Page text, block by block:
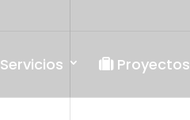
Proyectos